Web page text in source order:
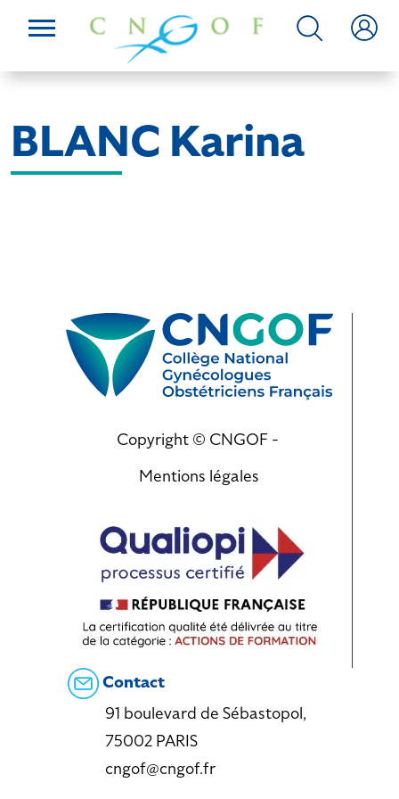
BLANC Karina
Copyright © CNGOF -
Mentions légales
Contact
91 boulevard de Sébastopol,
75002 PARIS
cngof@cngof.fr